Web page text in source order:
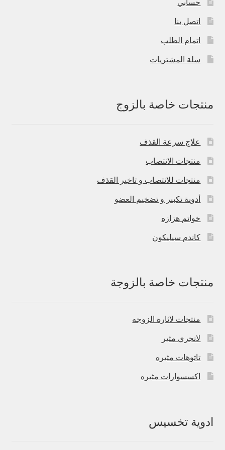
اتصل بنا
اتمام الطلب
سلة المشتريات
منتجات خاصة بالزوج
علاج سرعة القذف
منتجات الانتصاب
منتجات للانتصاب و تاخير القذف
أدوية تكبير و تضخيم العضو
خواتم هزازه
كاندم سيليكون
منتجات خاصة بالزوجة
منتجات لاثارة الزوجه
لانجري مثير
تاتوهات مثيره
اكسسوارات مثيره
ادوية تخسيس